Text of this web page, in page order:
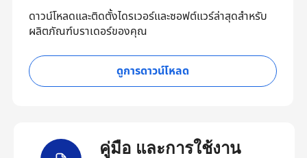
ดาวน์โหลดและติดตั้งไดรเวอร์และซอฟต์แวร์ล่าสุดสำหรับ
ผลิตภัณฑ์บราเดอร์ของคุณ
ดูการดาวน์โหลด
คู่มือ และการใช้งาน